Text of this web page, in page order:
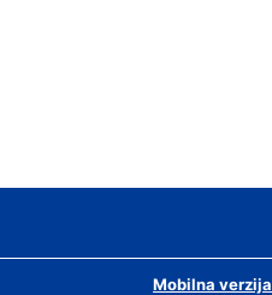
Mobilna verzija